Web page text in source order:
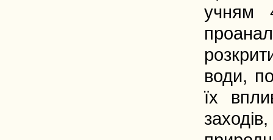
учням
води,
їх